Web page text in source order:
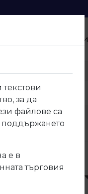
Партньори
за да
файлове са
поддържането
е в
търговия